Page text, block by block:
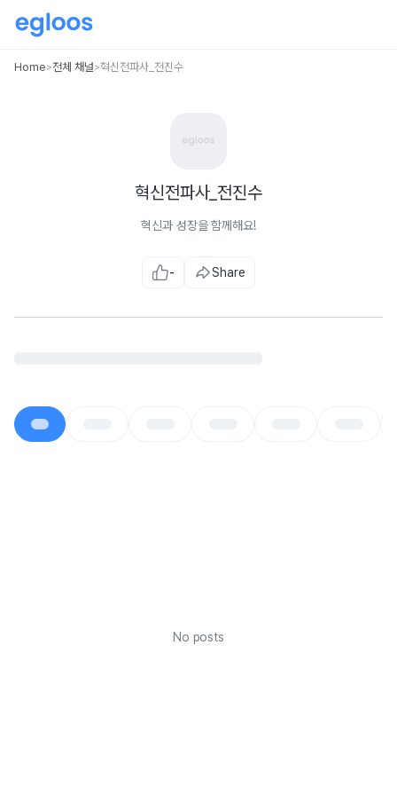
Home>전체 채널>혁신전파사_전진수
혁신전파사_전진수
혁신과 성장을 함께해요!
- Share
No posts